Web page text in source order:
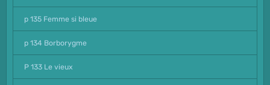
p 135 Femme si bleue
p 134 Borborygme
P 133 Le vieux